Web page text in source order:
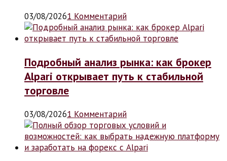
03/08/20261 Комментарий
Подробный анализ рынка: как брокер
Alpari открывает путь к стабильной
торговле
03/08/20261 Комментарий